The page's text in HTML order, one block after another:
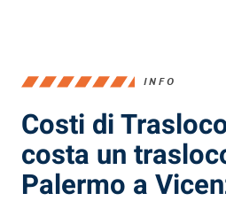
INFO
Costi di
costa un
Palermo a